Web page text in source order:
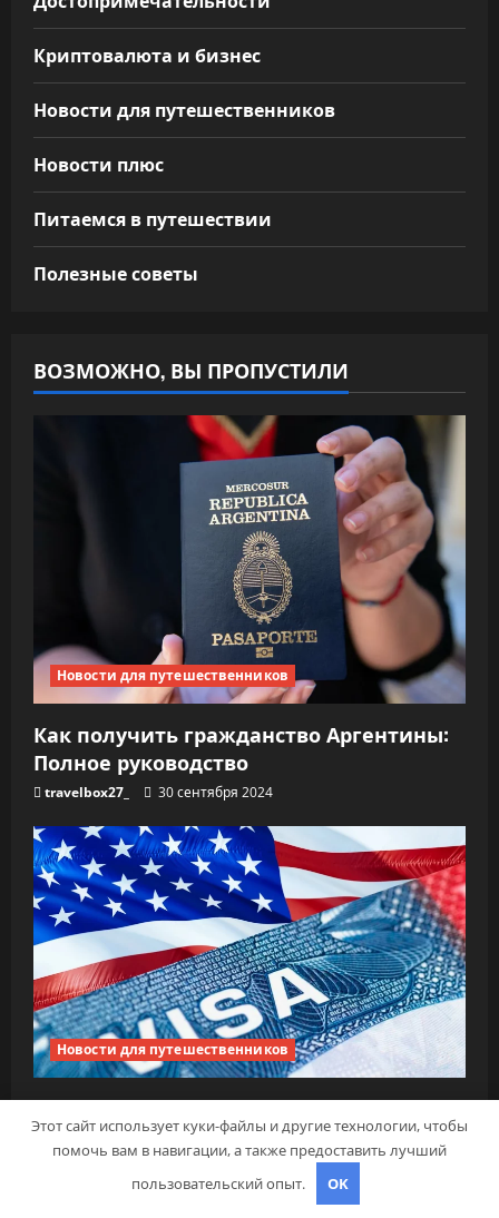
Криптовалюта и бизнес
Новости для путешественников
Новости плюс
Питаемся в путешествии
Полезные советы
ВОЗМОЖНО, ВЫ ПРОПУСТИЛИ
Новости для путешественников
Как получить гражданство Аргентины:
Полное руководство
travelbox27_ 30 сентября 2024
Новости для путешественников
Запись на визу в Посольство США:
Пошаговое руководство
Этот сайт использует куки-файлы и другие технологии, чтобы
помочь вам в навигации, а также предоставить лучший
пользовательский опыт.
OK